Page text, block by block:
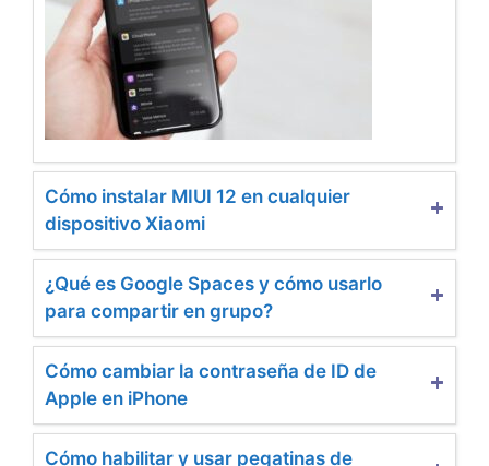
Cómo instalar MIUI 12 en cualquier
dispositivo Xiaomi
¿Qué es Google Spaces y cómo usarlo
para compartir en grupo?
Cómo cambiar la contraseña de ID de
Apple en iPhone
Cómo habilitar y usar pegatinas de